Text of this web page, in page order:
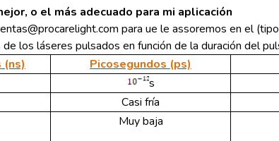
o el más adecuado para mi aplicación
para ue le assoremos en el
los láseres pulsados en función de la duración del
(ns) Picosegundos (ps)
s
Casi fría
Muy baja